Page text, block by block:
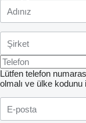
Lütfen telefon
olmalı ve ülke kodunu